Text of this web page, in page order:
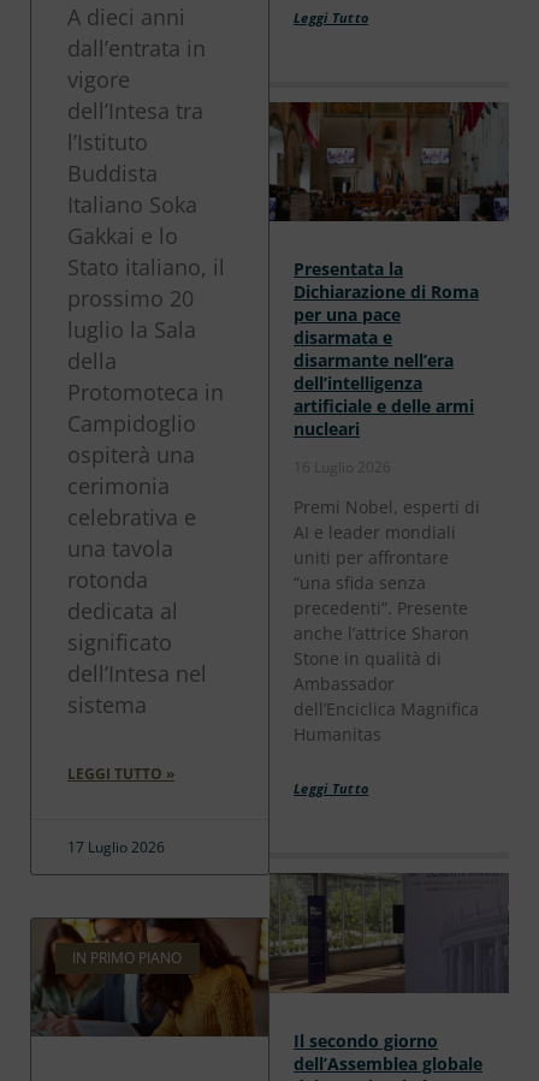
A dieci anni
dall’entrata in
vigore
dell’Intesa tra
l’Istituto
Buddista
Italiano Soka
Gakkai e lo
Stato italiano, il
prossimo 20
luglio la Sala
della
Protomoteca in
Campidoglio
ospiterà una
cerimonia
celebrativa e
una tavola
rotonda
dedicata al
significato
dell’Intesa nel
sistema
LEGGI TUTTO »
17 Luglio 2026
IN PRIMO PIANO
Leggi Tutto
Presentata la
Dichiarazione di Roma
per una pace
disarmata e
disarmante nell’era
dell’intelligenza
artificiale e delle armi
nucleari
16 Luglio 2026
Premi Nobel, esperti di
AI e leader mondiali
uniti per affrontare
“una sfida senza
precedenti”. Presente
anche l’attrice Sharon
Stone in qualità di
Ambassador
dell’Enciclica Magnifica
Humanitas
Leggi Tutto
Il secondo giorno
dell’Assemblea globale